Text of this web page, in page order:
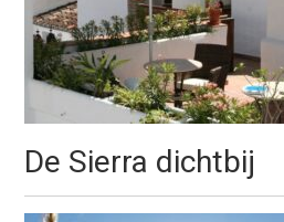
De Sierra dichtbij